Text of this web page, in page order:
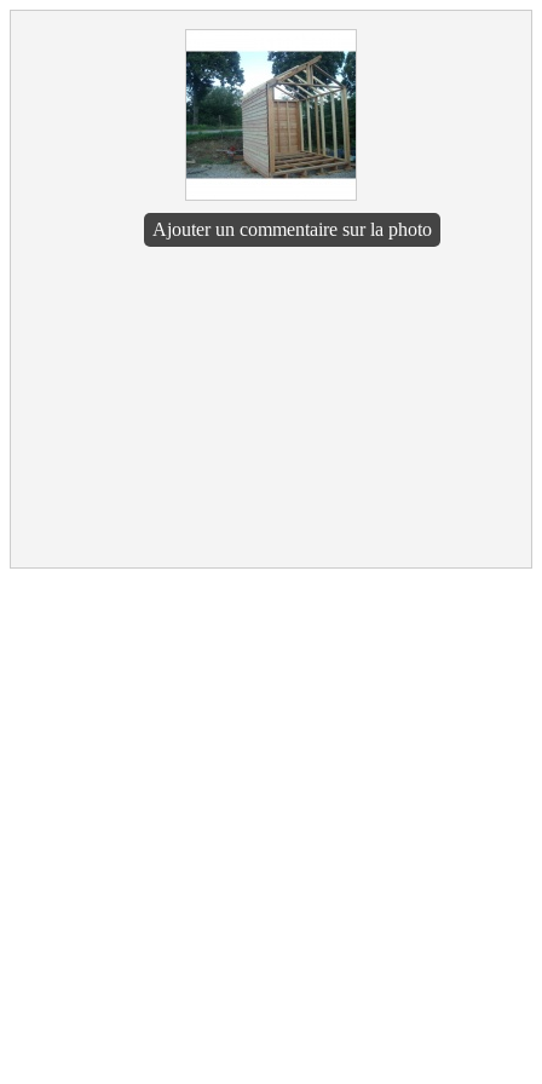
Ajouter un commentaire sur la photo